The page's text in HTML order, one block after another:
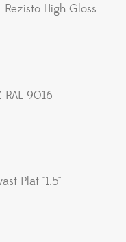
Rezisto High Gloss
RAL 9016
Plat ''1.5''